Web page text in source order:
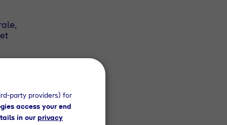
den
party providers) for
access your end
in ourprivacy